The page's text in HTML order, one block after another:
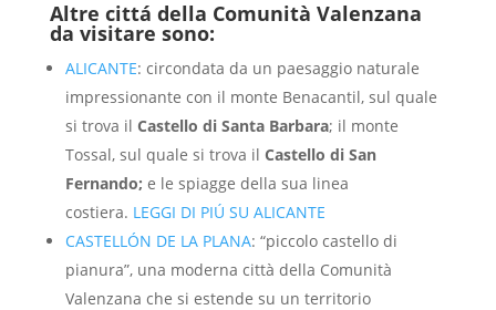
Altre cittá della Comunità Valenzana
da visitare sono:
ALICANTE: circondata da un paesaggio naturale
impressionante con il monte Benacantil, sul quale
si trova il Castello di Santa Barbara; il monte
Tossal, sul quale si trova il Castello di San
Fernando; e le spiagge della sua linea
costiera. LEGGI DI PIÚ SU ALICANTE
CASTELLÓN DE LA PLANA: “piccolo castello di
pianura”, una moderna città della Comunità
Valenzana che si estende su un territorio